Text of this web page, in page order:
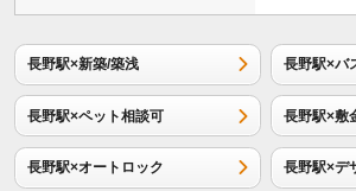
長野駅×新築/築浅 長野駅×バ
長野駅×ペット相談可 長野駅×敷
長野駅×オートロック 長野駅×デ